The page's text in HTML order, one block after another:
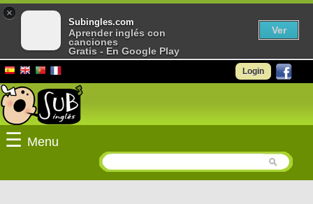
Login
☰ Menu
×
Subingles.com
Aprender inglés con
canciones
Gratis - En Google Play
Ver